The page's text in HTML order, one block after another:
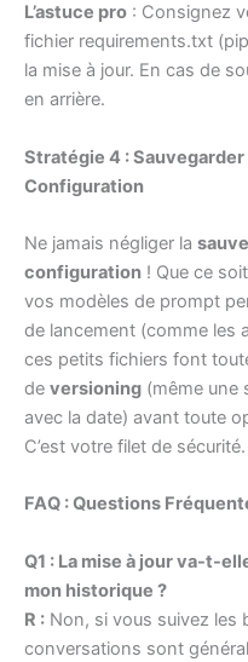
L’astuce pro : Consignez
fichier requirements.txt
la mise à jour. En cas de
en arrière.
Stratégie 4 :
Configuration
Ne jamais négliger la
configuration ! Que ce
vos modèles de prompt
de lancement (comme les
ces petits fichiers font
de versioning (même une
avec la date) avant toute
C’est votre filet de sécurité.
FAQ : Questions
Q1 : La mise à jour va-t-
mon historique ?
R : Non, si vous suivez les
conversations sont